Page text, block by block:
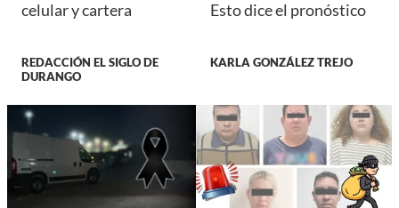
celular y cartera
REDACCIÓN EL SIGLO DE
DURANGO
Esto dice el pronóstico
KARLA GONZÁLEZ TREJO